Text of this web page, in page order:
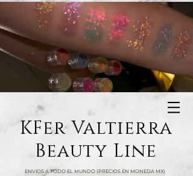
KFer Valtierra
Beauty Line
ENVIOS A TODO EL MUNDO (PRECIOS EN MONEDA MX)